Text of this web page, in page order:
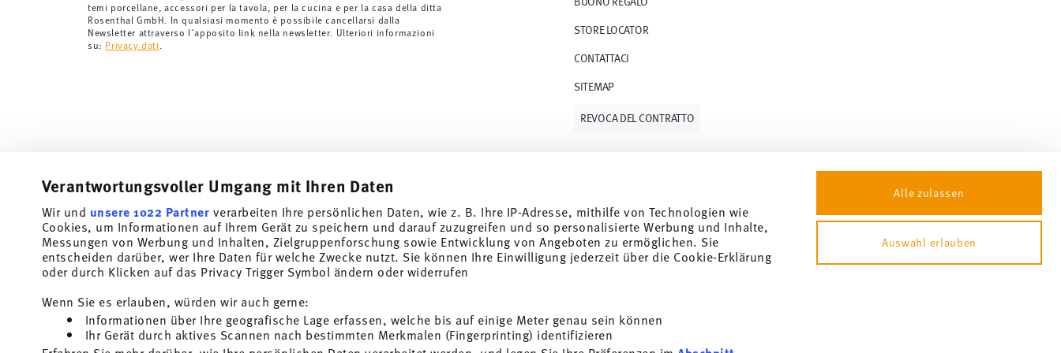
Verantwortungsvoller Umgang mit Ihren Daten
Wir und unsere 1022 Partner verarbeiten Ihre persönlichen Daten, wie z. B. Ihre IP-Adresse, mithilfe von Technologien wie
Cookies, um Informationen auf Ihrem Gerät zu speichern und darauf zuzugreifen und so personalisierte Werbung und Inhalte,
Messungen von Werbung und Inhalten, Zielgruppenforschung sowie Entwicklung von Angeboten zu ermöglichen. Sie
entscheiden darüber, wer Ihre Daten für welche Zwecke nutzt. Sie können Ihre Einwilligung jederzeit über die Cookie-Erklärung
oder durch Klicken auf das Privacy Trigger Symbol ändern oder widerrufen
Wenn Sie es erlauben, würden wir auch gerne:
Informationen über Ihre geografische Lage erfassen, welche bis auf einige Meter genau sein können
Ihr Gerät durch aktives Scannen nach bestimmten Merkmalen (Fingerprinting) identifizieren
Alle zulassen
Auswahl erlauben
di consegna per altri paesiqui.
Fornitore del servizio di spedizione:Spediamo con UPS (consegna standard) in Italia.
TracciabilitàRiceverete un codice di tracciamento via e-mail non appena il vostro pacco verrà
temi porcellane, accessori per la tavola, per la cucina e per la casa della ditta
Rosenthal GmbH. In qualsiasi momento è possibile cancellarsi dalla
Newsletter attraverso l´apposito link nella newsletter. Ulteriori informazioni
su: Privacy dati
STORE LOCATOR
CONTATTACI
SITEMAP
REVOCA DEL CONTRATTO
Homepage CGC Tutela della privacy Informazioni legali obbligatorie Modificare il consenso ai cookie
Iscriviti alla nostra newsletter e ricevi il 10% di sconto!
Tieniti informato su novità, tendenze e offerte speciali.
Insert your email to register for the newsletters
ISCRIVITI